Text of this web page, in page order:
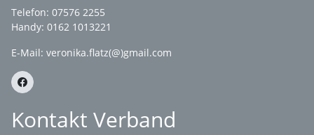
Telefon: 07576 2255
Handy: 0162 1013221
E-Mail: veronika.flatz(@)gmail.com
Kontakt Verband